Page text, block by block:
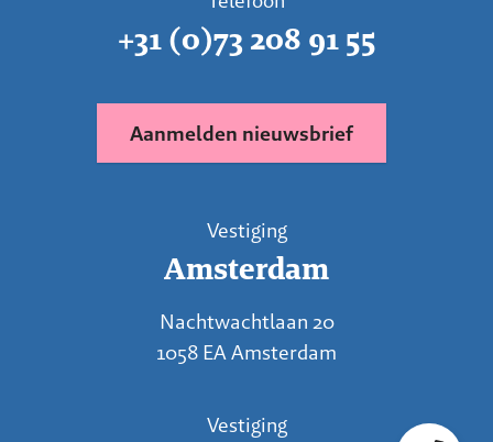
+31 (0)73 208 91 55
Aanmelden nieuwsbrief
Vestiging
Amsterdam
Nachtwachtlaan 20
1058 EA Amsterdam
Vestiging